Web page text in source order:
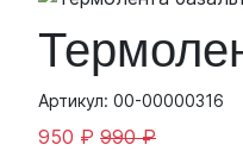
Артикул: 00-00000316
950 ₽ 990 ₽